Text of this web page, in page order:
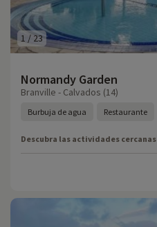
1 / 23
Normandy Garden
Branville - Calvados (14)
Burbuja de agua Restaurante
Descubra las actividades cercanas